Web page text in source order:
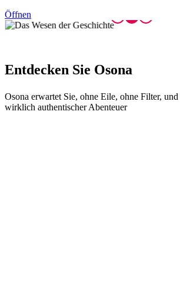
Öffnen
Entdecken Sie Osona
Osona erwartet Sie, ohne Eile, ohne Filter,
wirklich authentischer Abenteuer